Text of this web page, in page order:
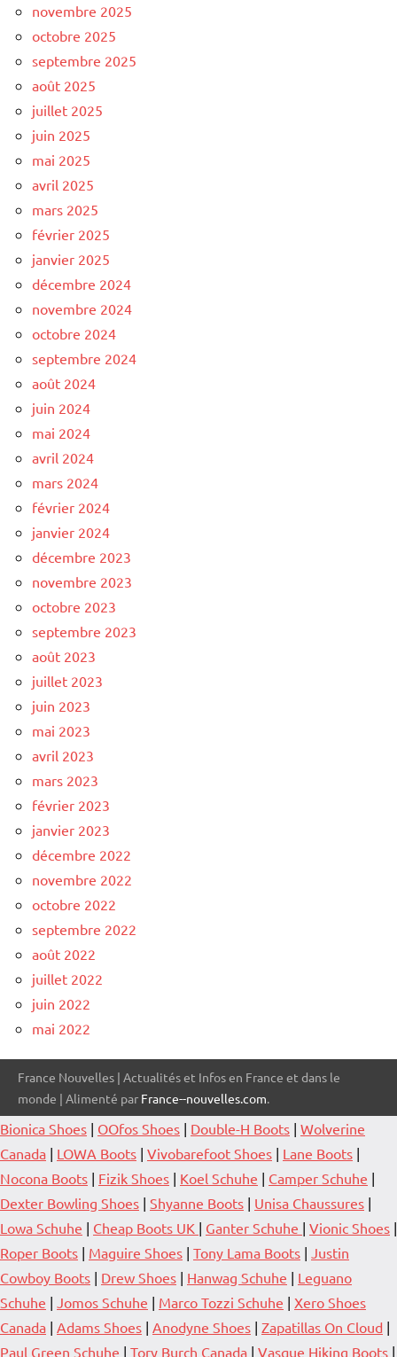
novembre 2025
octobre 2025
septembre 2025
août 2025
juillet 2025
juin 2025
mai 2025
avril 2025
mars 2025
février 2025
janvier 2025
décembre 2024
novembre 2024
octobre 2024
septembre 2024
août 2024
juin 2024
mai 2024
avril 2024
mars 2024
février 2024
janvier 2024
décembre 2023
novembre 2023
octobre 2023
septembre 2023
août 2023
juillet 2023
juin 2023
mai 2023
avril 2023
mars 2023
février 2023
janvier 2023
décembre 2022
novembre 2022
octobre 2022
septembre 2022
août 2022
juillet 2022
juin 2022
mai 2022
France Nouvelles | Actualités et Infos en France et dans le
monde | Alimenté par France--nouvelles.com.
Bionica Shoes | OOfos Shoes | Double-H Boots | Wolverine
Canada | LOWA Boots | Vivobarefoot Shoes | Lane Boots |
Nocona Boots | Fizik Shoes | Koel Schuhe | Camper Schuhe |
Dexter Bowling Shoes | Shyanne Boots | Unisa Chaussures |
Lowa Schuhe | Cheap Boots UK | Ganter Schuhe | Vionic Shoes |
Roper Boots | Maguire Shoes | Tony Lama Boots | Justin
Cowboy Boots | Drew Shoes | Hanwag Schuhe | Leguano
Schuhe | Jomos Schuhe | Marco Tozzi Schuhe | Xero Shoes
Canada | Adams Shoes | Anodyne Shoes | Zapatillas On Cloud |
Paul Green Schuhe | Tory Burch Canada | Vasque Hiking Boots |